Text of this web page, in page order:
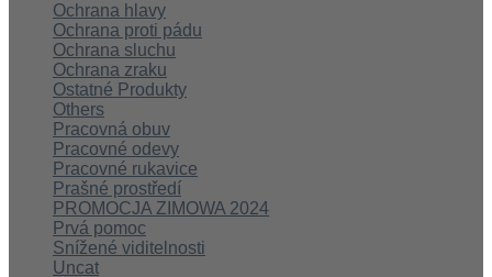
Ochrana hlavy
Ochrana proti pádu
Ochrana sluchu
Ochrana zraku
Ostatné Produkty
Others
Pracovná obuv
Pracovné odevy
Pracovné rukavice
Prašné prostředí
PROMOCJA ZIMOWA 2024
Prvá pomoc
Snížené viditelnosti
Uncat